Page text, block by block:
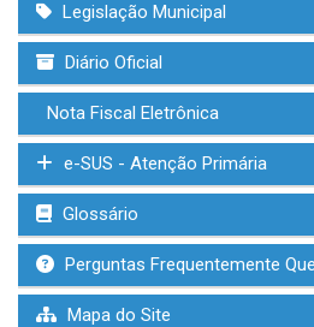
Legislação Municipal
Diário Oficial
Nota Fiscal Eletrônica
e-SUS - Atenção Primária
Glossário
Perguntas Frequentemente
Mapa do Site